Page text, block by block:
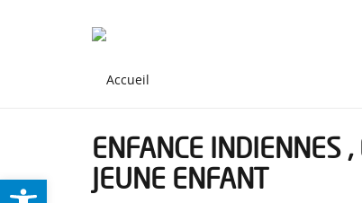
ENFANCE INDIENNES
JEUNE ENFANT
Ouvrir la barre d’outils